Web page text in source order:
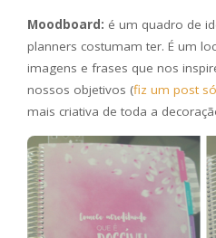
Moodboard: é um quadro de
planners costumam ter. É um
imagens e frases que nos
nossos objetivos (fiz um post
mais criativa de toda a